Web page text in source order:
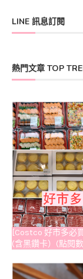
LINE 訊息訂閱
熱門文章 TOP
[Costco 好市多必
(含黑鑽卡）(點閱